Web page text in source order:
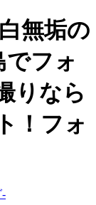
無垢の
フォ
りなら
！フォ